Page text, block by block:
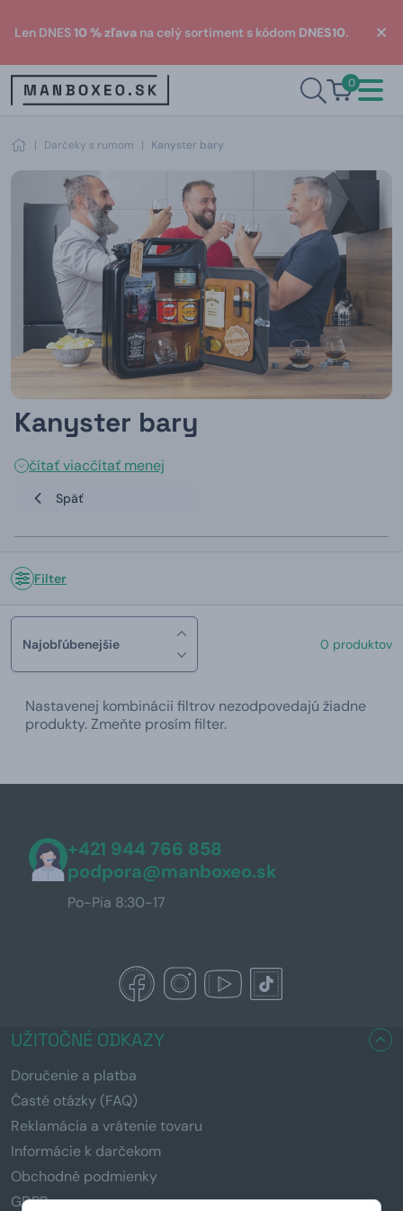
Len DNES10 % zľava na celý sortiment s kódom DNES10.
0
| Darčeky s rumom | Kanyster bary
Kanyster bary
čítať viacčítať menej
Späť
Filter
Najobľúbenejšie 0 produktov
Nastavenej kombinácii filtrov nezodpovedajú žiadne
produkty. Zmeňte prosím filter.
+421 944 766 858
podpora@manboxeo.sk
Po-Pia 8:30-17
UŽITOČNÉ ODKAZY
Doručenie a platba
Časté otázky (FAQ)
Reklamácia a vrátenie tovaru
Informácie k darčekom
Obchodné podmienky
GDPR